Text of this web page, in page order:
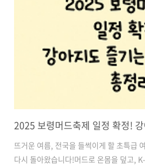
뜨거운 여름, 전국을 들썩이게 할 초특급
다시 돌아왔습니다!머드로 온몸을 덮고,